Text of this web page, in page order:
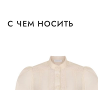
С ЧЕМ НОСИТЬ